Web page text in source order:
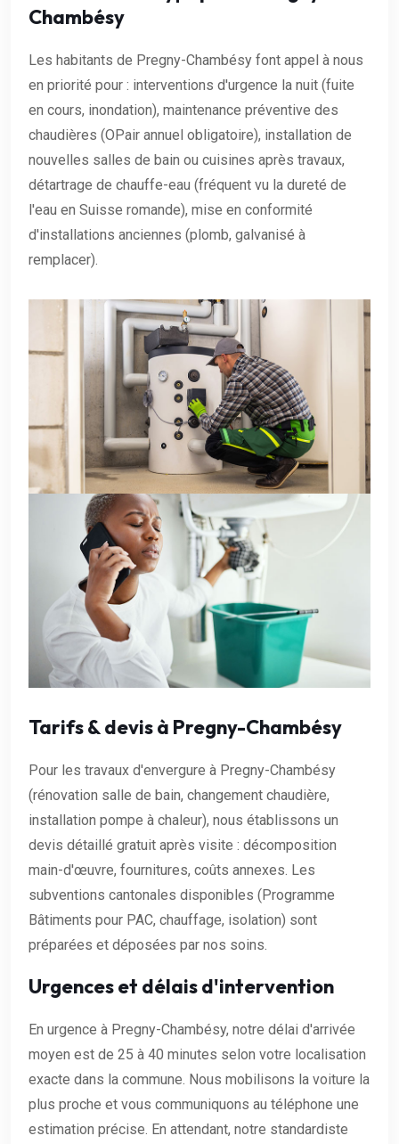
Chambésy
Les habitants de Pregny-Chambésy font appel à nous
en priorité pour : interventions d'urgence la nuit (fuite
en cours, inondation), maintenance préventive des
chaudières (OPair annuel obligatoire), installation de
nouvelles salles de bain ou cuisines après travaux,
détartrage de chauffe-eau (fréquent vu la dureté de
l'eau en Suisse romande), mise en conformité
d'installations anciennes (plomb, galvanisé à
remplacer).
Tarifs & devis à Pregny-Chambésy
Pour les travaux d'envergure à Pregny-Chambésy
(rénovation salle de bain, changement chaudière,
installation pompe à chaleur), nous établissons un
devis détaillé gratuit après visite : décomposition
main-d'œuvre, fournitures, coûts annexes. Les
subventions cantonales disponibles (Programme
Bâtiments pour PAC, chauffage, isolation) sont
préparées et déposées par nos soins.
Urgences et délais d'intervention
En urgence à Pregny-Chambésy, notre délai d'arrivée
moyen est de 25 à 40 minutes selon votre localisation
exacte dans la commune. Nous mobilisons la voiture la
plus proche et vous communiquons au téléphone une
estimation précise. En attendant, notre standardiste